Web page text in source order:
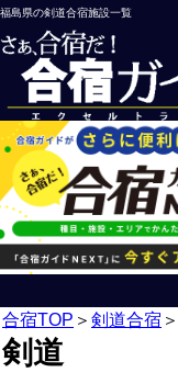
福島県の剣道合宿施設一覧
合宿TOP ＞ 剣道合宿 ＞
剣道